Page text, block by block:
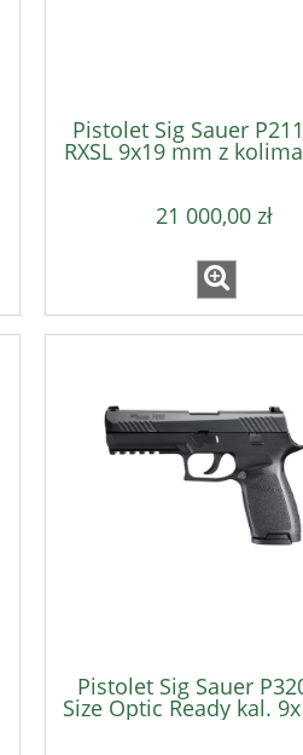
Pistolet Sig Sauer
RXSL 9x19 mm z
21 000,00 zł
Pistolet Sig Sauer
Size Optic Ready kal.